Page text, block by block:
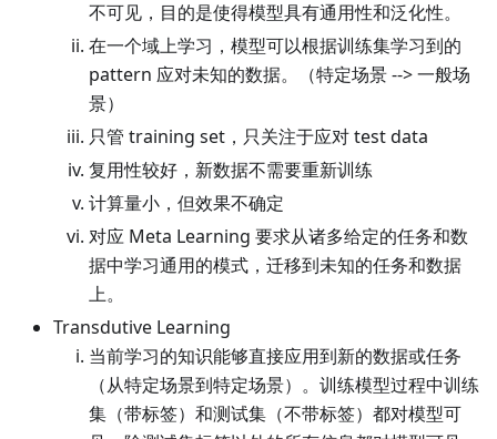
不可见，目的是使得模型具有通用性和泛化性。
在一个域上学习，模型可以根据训练集学习到的
pattern 应对未知的数据。（特定场景 --> 一般场
景）
只管 training set，只关注于应对 test data
复用性较好，新数据不需要重新训练
计算量小，但效果不确定
对应 Meta Learning 要求从诸多给定的任务和数
据中学习通用的模式，迁移到未知的任务和数据
上。
Transdutive Learning
当前学习的知识能够直接应用到新的数据或任务
（从特定场景到特定场景）。训练模型过程中训练
集（带标签）和测试集（不带标签）都对模型可